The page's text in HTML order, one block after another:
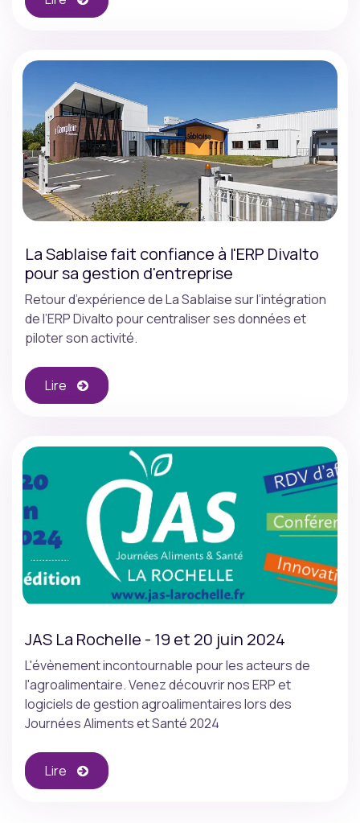
La Sablaise fait confiance à l'ERP Divalto
pour sa gestion d'entreprise
Retour d’expérience de La Sablaise sur l’intégration
de l’ERP Divalto pour centraliser ses données et
piloter son activité.
Lire
JAS La Rochelle - 19 et 20 juin 2024
L'évènement incontournable pour les acteurs de
l'agroalimentaire. Venez découvrir nos ERP et
logiciels de gestion agroalimentaires lors des
Journées Aliments et Santé 2024
Lire